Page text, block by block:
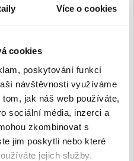
Více o cookies
cookies
poskytování funkcí
návštěvnosti využíváme
jak náš web používáte,
sociální média, inzerci a
zkombinovat s
jim poskytli nebo které
jejich služby.
PRODLOUŽENÁ ZÁRUKA
CERANO - Sprchový kout
Antelo Duo L/P - 6 mm -
chrom, transparentní sklo -